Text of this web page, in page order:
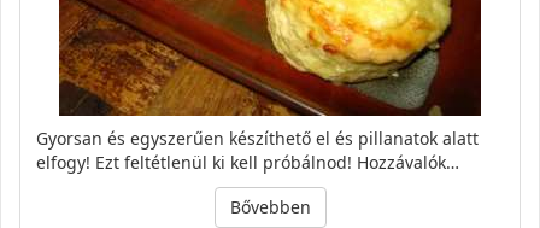
Gyorsan és egyszerűen készíthető el és pillanatok alatt
elfogy! Ezt feltétlenül ki kell próbálnod! Hozzávalók…
Bővebben